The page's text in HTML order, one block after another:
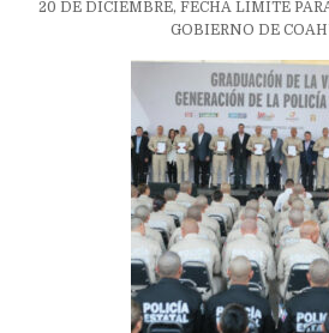
20 DE DICIEMBRE, FECHA LÍMITE
GOBIERNO DE